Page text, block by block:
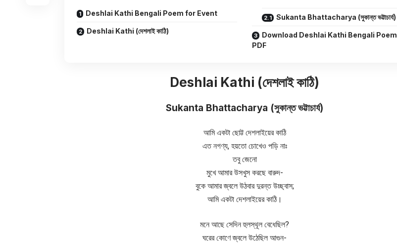
Deshlai Kathi Bengali Poem for Event
Deshlai Kathi (দেশলাই কাঠি)
Sukanta Bhattacharya (সুকান্ত ভট্টাচার্য)
Download Deshlai Kathi Bengali Poem
PDF
Deshlai Kathi (দেশলাই কাঠি)
Sukanta Bhattacharya (সুকান্ত ভট্টাচার্য)
আমি একটা ছোট্ট দেশলাইয়ের কাঠি
এত নগণ্য, হয়তো চোখেও পড়ি নাঃ
তবু জেনো
মুখে আমার উসখুস করছে বারুদ-
বুকে আমার জ্বলে উঠবার দুরন্ত উচ্ছ্বাস;
আমি একটা দেশলাইয়ের কাঠি।
মনে আছে সেদিন হুলস্থূল বেধেছিল?
ঘরের কোণে জ্বলে উঠেছিল আগুন-